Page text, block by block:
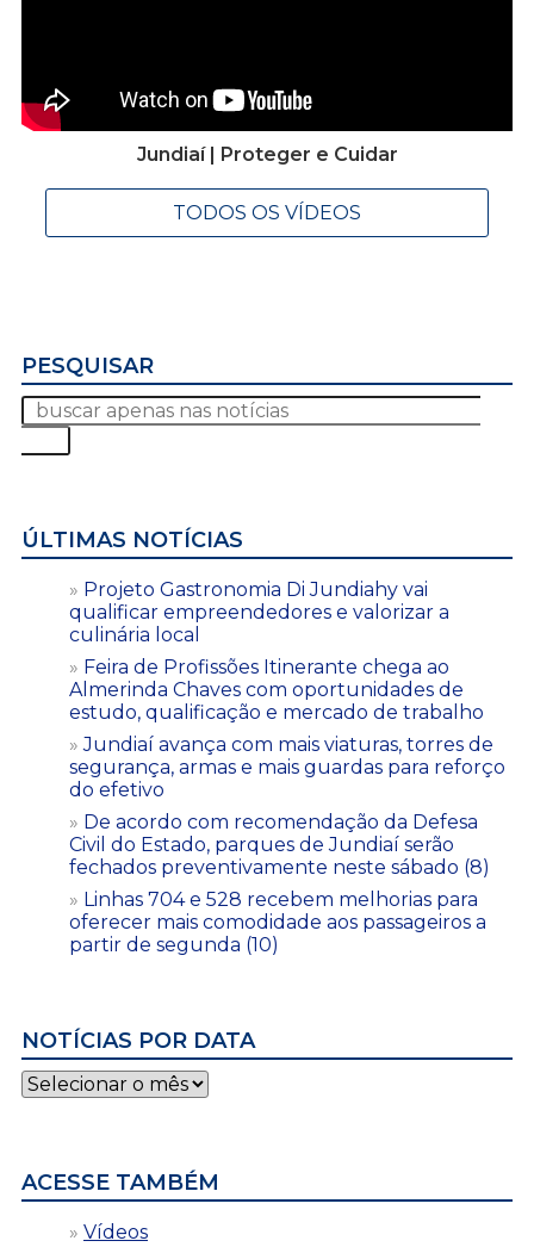
Jundiaí | Proteger e Cuidar
TODOS OS VÍDEOS
PESQUISAR
ÚLTIMAS NOTÍCIAS
Projeto Gastronomia Di Jundiahy vai
qualificar empreendedores e valorizar a
culinária local
Feira de Profissões Itinerante chega ao
Almerinda Chaves com oportunidades de
estudo, qualificação e mercado de trabalho
Jundiaí avança com mais viaturas, torres de
segurança, armas e mais guardas para reforço
do efetivo
De acordo com recomendação da Defesa
Civil do Estado, parques de Jundiaí serão
fechados preventivamente neste sábado (8)
Linhas 704 e 528 recebem melhorias para
oferecer mais comodidade aos passageiros a
partir de segunda (10)
NOTÍCIAS POR DATA
Notícias
por
ACESSE TAMBÉM
Vídeos